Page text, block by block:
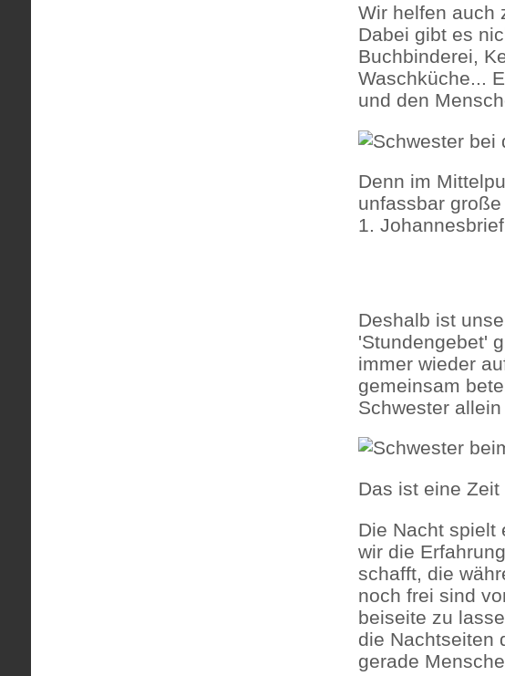
Wir helfen auch
Dabei gibt es
Buchbinderei,
Waschküche...
und den
Denn im
unfassbar
1.
Deshalb ist
'Stundengebet'
immer wieder
gemeinsam
Schwester
Das ist eine
Die Nacht spielt
wir die
schafft, die
noch frei sind
beiseite zu
die Nachtseiten
gerade